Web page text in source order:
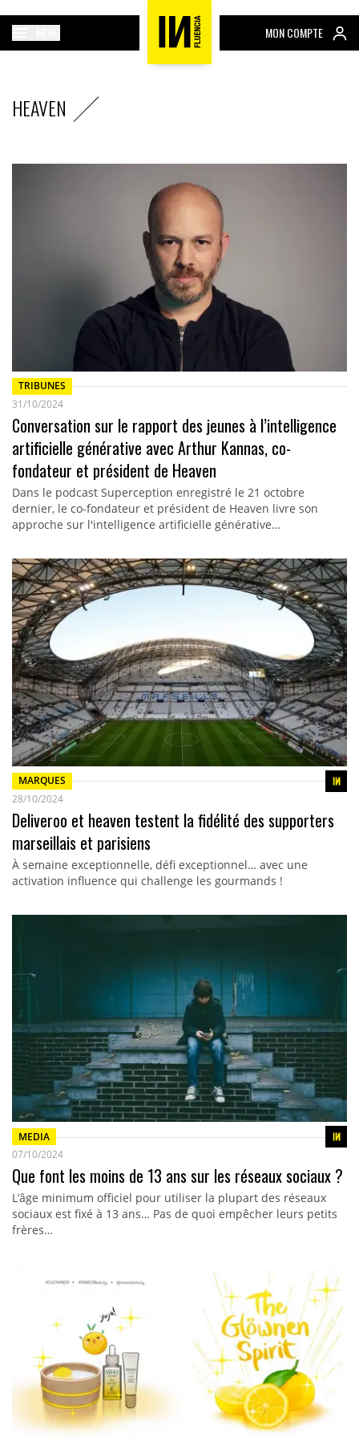
MON COMPTE
HEAVEN
TRIBUNES
31/10/2024
Conversation sur le rapport des jeunes à l’intelligence
artificielle générative avec Arthur Kannas, co-
fondateur et président de Heaven
Dans le podcast Superception enregistré le 21 octobre
dernier, le co-fondateur et président de Heaven livre son
approche sur l'intelligence artificielle générative…
MARQUES
28/10/2024
Deliveroo et heaven testent la fidélité des supporters
marseillais et parisiens
À semaine exceptionnelle, défi exceptionnel… avec une
activation influence qui challenge les gourmands !
MEDIA
07/10/2024
Que font les moins de 13 ans sur les réseaux sociaux ?
L’âge minimum officiel pour utiliser la plupart des réseaux
sociaux est fixé à 13 ans… Pas de quoi empêcher leurs petits
frères…